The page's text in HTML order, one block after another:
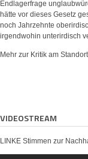
Endlagerfrage
hätte vor dieses Gesetz
noch Jahrzehnte
irgendwohin unterirdisch
Mehr zur Kritik am
VIDEOSTREAM
LINKE Stimmen zur